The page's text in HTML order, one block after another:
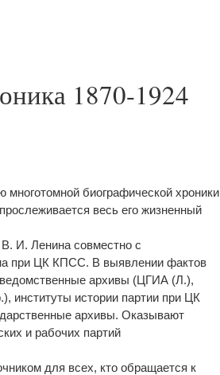
1870-1924
биографической хроники
весь его жизненный
И. Ленина совместно с
при ЦК КПСС. В выявлении фактов
ведомственные архивы (ЦГИА (Л.),
истории партии при ЦК
архивы. Оказывают
и рабочих партий
для всех, кто обращается к